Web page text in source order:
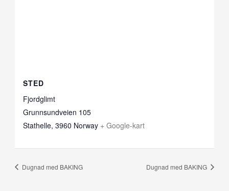
STED
Fjordglimt
Grunnsundveien 105
Stathelle, 3960 Norway + Google-kart
Dugnad med BAKING Dugnad med BAKING